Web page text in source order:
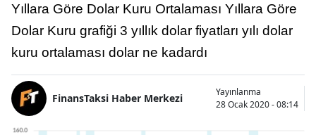
Yıllara Göre Dolar Kuru Ortalaması Yıllara Göre
Dolar Kuru grafiği 3 yıllık dolar fiyatları yılı dolar
kuru ortalaması dolar ne kadardı
FinansTaksi Haber Merkezi
Yayınlanma
28 Ocak 2020 - 08:14